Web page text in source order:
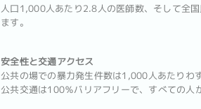
人口1,000人あたり2.8人の医師数、そして全
ます。
安全性と交通アクセス
公共の場での暴力発生件数は1,000人あたりわ
公共交通は100％バリアフリーで、すべての人